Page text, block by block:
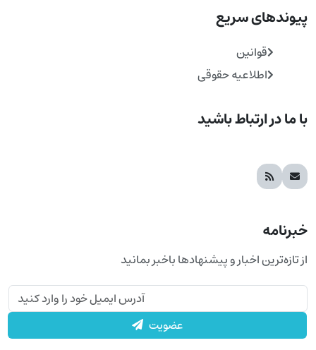
پیوندهای سریع
قوانین
اطلاعیه حقوقی
با ما در ارتباط باشید
خبرنامه
از تازه‌ترین اخبار و پیشنهادها باخبر بمانید
عضویت